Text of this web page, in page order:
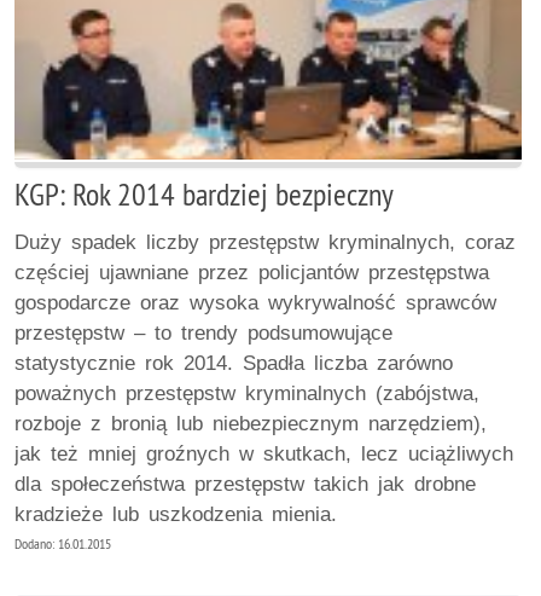
KGP: Rok 2014 bardziej bezpieczny
Duży spadek liczby przestępstw kryminalnych, coraz
częściej ujawniane przez policjantów przestępstwa
gospodarcze oraz wysoka wykrywalność sprawców
przestępstw – to trendy podsumowujące
statystycznie rok 2014. Spadła liczba zarówno
poważnych przestępstw kryminalnych (zabójstwa,
rozboje z bronią lub niebezpiecznym narzędziem),
jak też mniej groźnych w skutkach, lecz uciążliwych
dla społeczeństwa przestępstw takich jak drobne
kradzieże lub uszkodzenia mienia.
Dodano: 16.01.2015